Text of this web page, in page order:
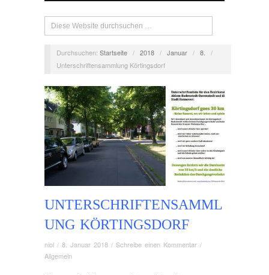
Durchsuchen: Startseite / 2018 / Januar / 8.
/
Unterschriftensammlung Körtingsdorf
UNTERSCHRIFTENSAMML
UNG KÖRTINGSDORF
niol / 8. Januar 2018 / Schreibe einen Kommentar /
Allgemein